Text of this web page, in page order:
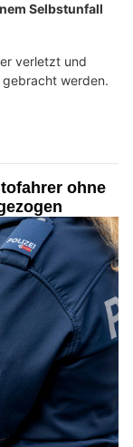
Selbstunfall
verletzt und
werden.
ohne